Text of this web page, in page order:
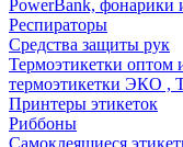
PowerBank, фонарики
Респираторы
Средства защиты рук
Термоэтикетки оптом
термоэтикетки ЭКО ,
Принтеры этикеток
Риббоны
Самоклеящиеся